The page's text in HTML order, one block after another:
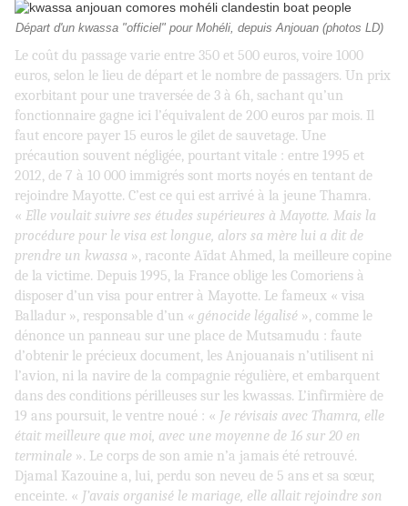
Départ d'un kwassa "officiel" pour Mohéli, depuis Anjouan (photos LD)
Le coût du passage varie entre 350 et 500 euros, voire 1000
euros, selon le lieu de départ et le nombre de passagers. Un prix
exorbitant pour une traversée de 3 à 6h, sachant qu’un
fonctionnaire gagne ici l’équivalent de 200 euros par mois. Il
faut encore payer 15 euros le gilet de sauvetage. Une
précaution souvent négligée, pourtant vitale : entre 1995 et
2012, de 7 à 10 000 immigrés sont morts noyés en tentant de
rejoindre Mayotte. C’est ce qui est arrivé à la jeune Thamra.
« Elle voulait suivre ses études supérieures à Mayotte. Mais la
procédure pour le visa est longue, alors sa mère lui a dit de
prendre un kwassa », raconte Aïdat Ahmed, la meilleure copine
de la victime. Depuis 1995, la France oblige les Comoriens à
disposer d’un visa pour entrer à Mayotte. Le fameux « visa
Balladur », responsable d’un « génocide légalisé », comme le
dénonce un panneau sur une place de Mutsamudu : faute
d’obtenir le précieux document, les Anjouanais n’utilisent ni
l’avion, ni la navire de la compagnie régulière, et embarquent
dans des conditions périlleuses sur les kwassas. L’infirmière de
19 ans poursuit, le ventre noué : « Je révisais avec Thamra, elle
était meilleure que moi, avec une moyenne de 16 sur 20 en
terminale ». Le corps de son amie n’a jamais été retrouvé.
Djamal Kazouine a, lui, perdu son neveu de 5 ans et sa sœur,
enceinte. « J’avais organisé le mariage, elle allait rejoindre son